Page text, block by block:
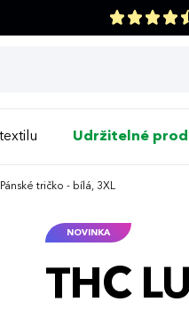
Udržitelné
tričko - bílá, 3XL
NOVINKA
THC